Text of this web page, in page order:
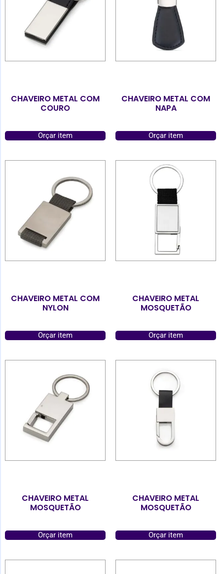
CHAVEIRO METAL COM
COURO
Orçar item
CHAVEIRO METAL COM
NAPA
Orçar item
CHAVEIRO METAL COM
NYLON
Orçar item
CHAVEIRO METAL
MOSQUETÃO
Orçar item
CHAVEIRO METAL
MOSQUETÃO
Orçar item
CHAVEIRO METAL
MOSQUETÃO
Orçar item